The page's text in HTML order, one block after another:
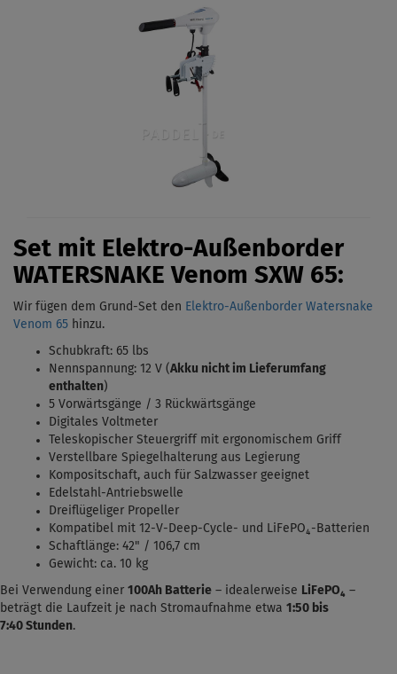
Set mit Elektro-Außenborder
WATERSNAKE Venom SXW 65:
Wir fügen dem Grund-Set den Elektro-Außenborder Watersnake
Venom 65 hinzu.
Schubkraft: 65 lbs
Nennspannung: 12 V (Akku nicht im Lieferumfang
enthalten)
5 Vorwärtsgänge / 3 Rückwärtsgänge
Digitales Voltmeter
Teleskopischer Steuergriff mit ergonomischem Griff
Verstellbare Spiegelhalterung aus Legierung
Kompositschaft, auch für Salzwasser geeignet
Edelstahl-Antriebswelle
Dreiflügeliger Propeller
Kompatibel mit 12-V-Deep-Cycle- und LiFePO₄-Batterien
Schaftlänge: 42" / 106,7 cm
Gewicht: ca. 10 kg
Bei Verwendung einer 100Ah Batterie – idealerweise LiFePO₄ –
beträgt die Laufzeit je nach Stromaufnahme etwa 1:50 bis
7:40 Stunden.